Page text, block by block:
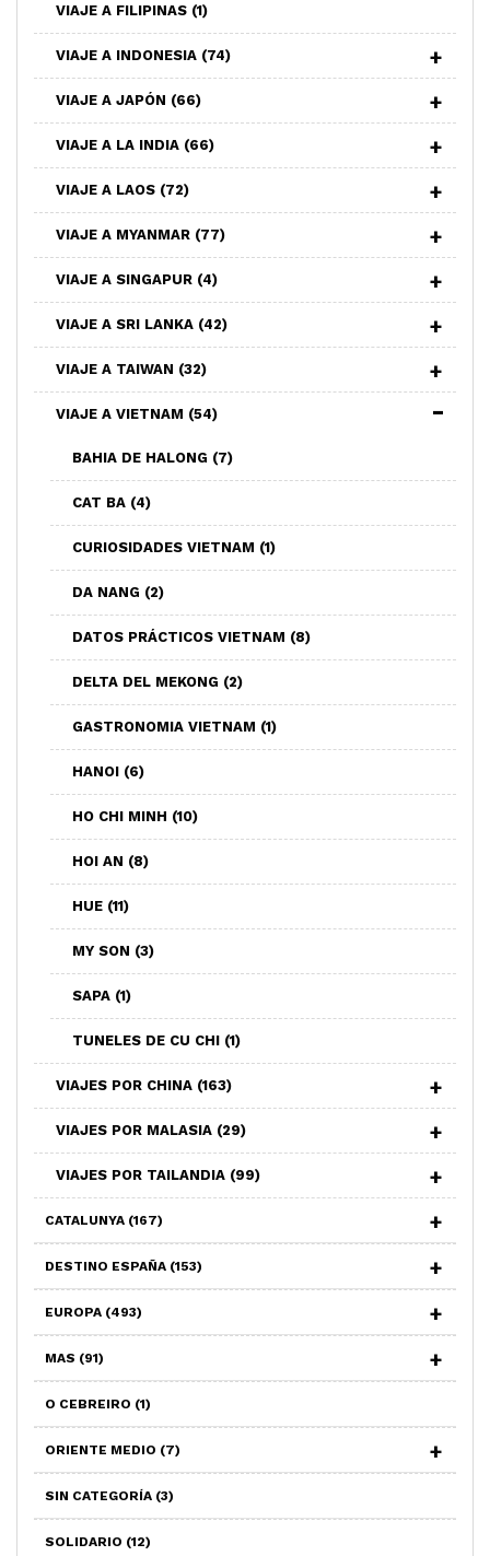
VIAJE A FILIPINAS (1)
VIAJE A INDONESIA (74)
VIAJE A JAPÓN (66)
VIAJE A LA INDIA (66)
VIAJE A LAOS (72)
VIAJE A MYANMAR (77)
VIAJE A SINGAPUR (4)
VIAJE A SRI LANKA (42)
VIAJE A TAIWAN (32)
VIAJE A VIETNAM (54)
BAHIA DE HALONG (7)
CAT BA (4)
CURIOSIDADES VIETNAM (1)
DA NANG (2)
DATOS PRÁCTICOS VIETNAM (8)
DELTA DEL MEKONG (2)
GASTRONOMIA VIETNAM (1)
HANOI (6)
HO CHI MINH (10)
HOI AN (8)
HUE (11)
MY SON (3)
SAPA (1)
TUNELES DE CU CHI (1)
VIAJES POR CHINA (163)
VIAJES POR MALASIA (29)
VIAJES POR TAILANDIA (99)
CATALUNYA (167)
DESTINO ESPAÑA (153)
EUROPA (493)
MAS (91)
O CEBREIRO (1)
ORIENTE MEDIO (7)
SIN CATEGORÍA (3)
SOLIDARIO (12)